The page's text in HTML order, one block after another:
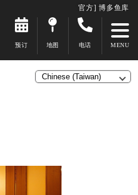
官方] 博多鱼库
预订 地图 电话